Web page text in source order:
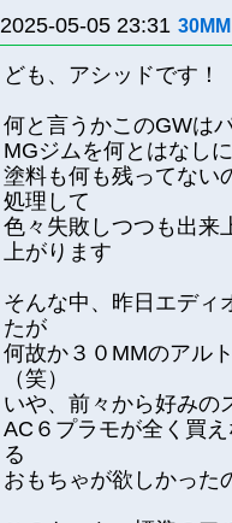
2025-05-05 23:31 30MM
ども、アシッドです！
何と言うかこのGWは
MGジムを何とはなし
塗料も何も残ってない
処理して
色々失敗しつつも出来
上がります
そんな中、昨日エディ
たが
何故か３０MMのアル
（笑）
いや、前々から好みの
AC６プラモが全く買
る
おもちゃが欲しかった